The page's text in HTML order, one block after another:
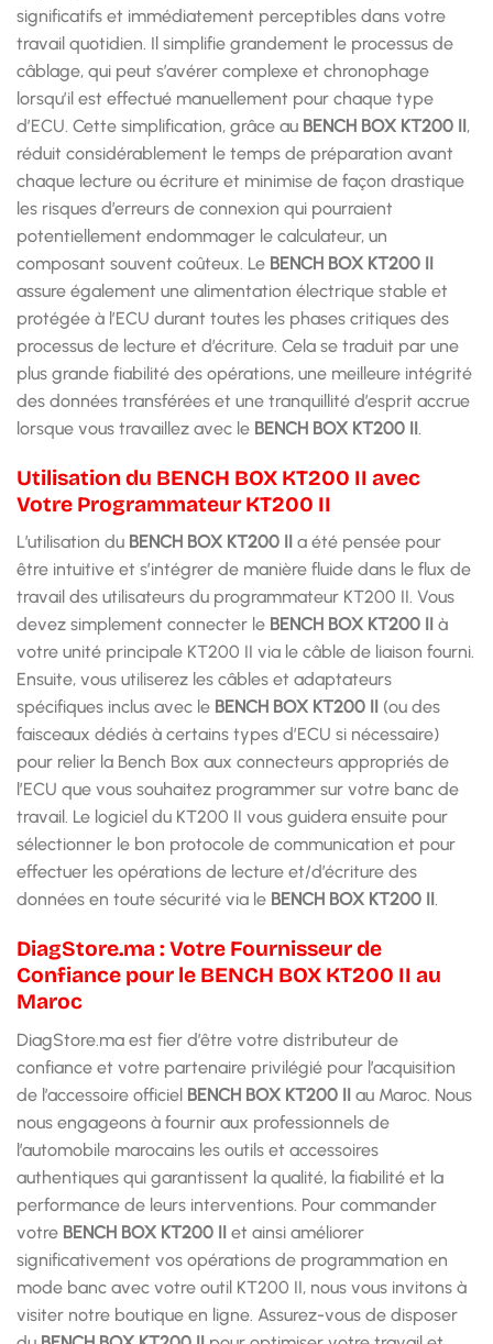
significatifs et immédiatement perceptibles dans votre
travail quotidien. Il simplifie grandement le processus de
câblage, qui peut s’avérer complexe et chronophage
lorsqu’il est effectué manuellement pour chaque type
d’ECU. Cette simplification, grâce au BENCH BOX KT200 II,
réduit considérablement le temps de préparation avant
chaque lecture ou écriture et minimise de façon drastique
les risques d’erreurs de connexion qui pourraient
potentiellement endommager le calculateur, un
composant souvent coûteux. Le BENCH BOX KT200 II
assure également une alimentation électrique stable et
protégée à l’ECU durant toutes les phases critiques des
processus de lecture et d’écriture. Cela se traduit par une
plus grande fiabilité des opérations, une meilleure intégrité
des données transférées et une tranquillité d’esprit accrue
lorsque vous travaillez avec le BENCH BOX KT200 II.
Utilisation du BENCH BOX KT200 II avec
Votre Programmateur KT200 II
L’utilisation du BENCH BOX KT200 II
a été pensée pour
être intuitive et s’intégrer de manière fluide dans le flux de
travail des utilisateurs du programmateur KT200 II. Vous
devez simplement connecter le BENCH BOX KT200 II
à
votre unité principale KT200 II via le câble de liaison fourni.
Ensuite, vous utiliserez les câbles et adaptateurs
spécifiques inclus avec le BENCH BOX KT200 II
(ou des
faisceaux dédiés à certains types d’ECU si nécessaire)
pour relier la Bench Box aux connecteurs appropriés de
l’ECU que vous souhaitez programmer sur votre banc de
travail. Le logiciel du KT200 II vous guidera ensuite pour
sélectionner le bon protocole de communication et pour
effectuer les opérations de lecture et/d’écriture des
données en toute sécurité via le BENCH BOX KT200 II .
DiagStore.ma : Votre Fournisseur de
Confiance pour le BENCH BOX KT200 II au
Maroc
DiagStore.ma est fier d’être votre distributeur de
confiance et votre partenaire privilégié pour l’acquisition
de l’accessoire officiel BENCH BOX KT200 II au Maroc. Nous
nous engageons à fournir aux professionnels de
l’automobile marocains les outils et accessoires
authentiques qui garantissent la qualité, la fiabilité et la
performance de leurs interventions. Pour commander
votre BENCH BOX KT200 II et ainsi améliorer
significativement vos opérations de programmation en
mode banc avec votre outil KT200 II, nous vous invitons à
visiter notre boutique en ligne. Assurez-vous de disposer